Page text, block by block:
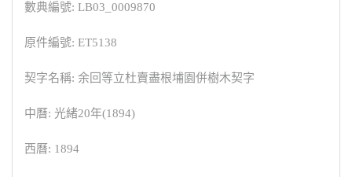
數典編號: LB03_0009870
原件編號: ET5138
契字名稱: 余回等立杜賣盡根埔園併樹木契字
中曆: 光緒20年(1894)
西曆: 1894